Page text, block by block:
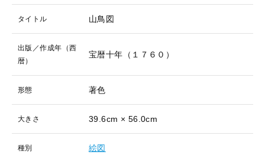
タイトル 山鳥図
出版／作成年（西
暦）
宝暦十年（１７６０）
形態 著色
大きさ 39.6cm × 56.0cm
種別 絵図